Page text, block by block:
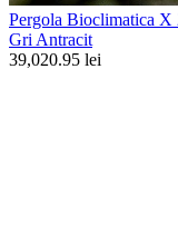
Pergola Bioclimatica
Gri Antracit
39,020.95 lei